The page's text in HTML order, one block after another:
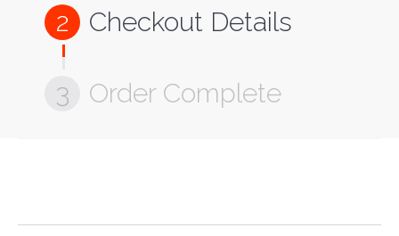
Checkout Details
2
Order Complete
3